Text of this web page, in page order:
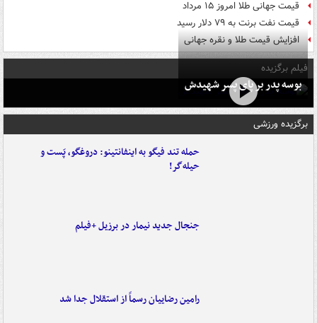
قیمت جهانی طلا امروز ۱۵ مرداد
قیمت نفت برنت به ۷۹ دلار رسید
افزایش قیمت طلا و نقره جهانی
فیلم برگزیده
بوسه‌ پدر بر پای پسر شهیدش
برگزیده ورزشی
حمله تند فیگو به اینفانتینو: دروغگو، پَست‌ و
حیله‌گر!
جنجال جدید نیمار در برزیل +فیلم
رامین رضاییان رسماً از استقلال جدا شد